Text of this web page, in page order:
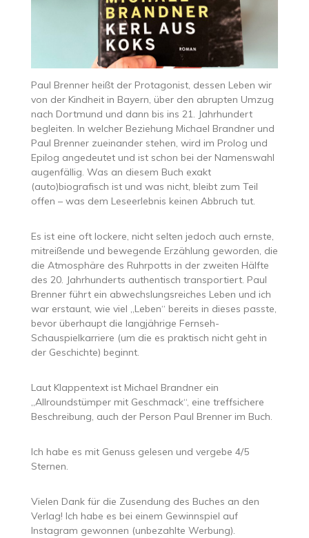
Paul Brenner heißt der Protagonist, dessen Leben wir
von der Kindheit in Bayern, über den abrupten Umzug
nach Dortmund und dann bis ins 21. Jahrhundert
begleiten. In welcher Beziehung Michael Brandner und
Paul Brenner zueinander stehen, wird im Prolog und
Epilog angedeutet und ist schon bei der Namenswahl
augenfällig. Was an diesem Buch exakt
(auto)biografisch ist und was nicht, bleibt zum Teil
offen – was dem Leseerlebnis keinen Abbruch tut.
Es ist eine oft lockere, nicht selten jedoch auch ernste,
mitreißende und bewegende Erzählung geworden, die
die Atmosphäre des Ruhrpotts in der zweiten Hälfte
des 20. Jahrhunderts authentisch transportiert. Paul
Brenner führt ein abwechslungsreiches Leben und ich
war erstaunt, wie viel „Leben“ bereits in dieses passte,
bevor überhaupt die langjährige Fernseh-
Schauspielkarriere (um die es praktisch nicht geht in
der Geschichte) beginnt.
Laut Klappentext ist Michael Brandner ein
„Allroundstümper mit Geschmack“, eine treffsichere
Beschreibung, auch der Person Paul Brenner im Buch.
Ich habe es mit Genuss gelesen und vergebe 4/5
Sternen.
Vielen Dank für die Zusendung des Buches an den
Verlag! Ich habe es bei einem Gewinnspiel auf
Instagram gewonnen (unbezahlte Werbung).